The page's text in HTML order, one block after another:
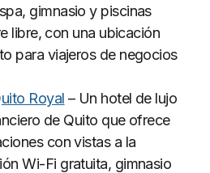
gimnasio y piscinas
libre, con una ubicación
para viajeros de negocios
Royal – Un hotel de lujo
de Quito que ofrece
con vistas a la
Wi-Fi gratuita, gimnasio